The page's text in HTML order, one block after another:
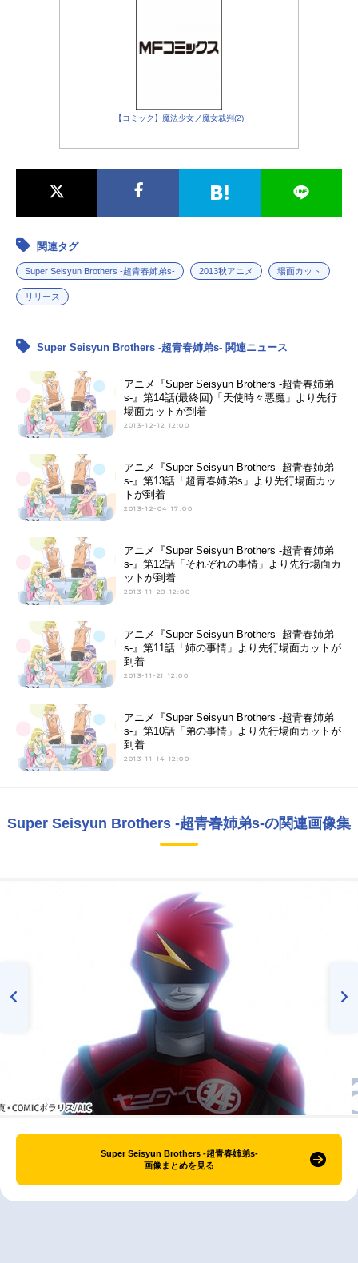
【コミック】魔法少女ノ魔女裁判(2)
関連タグ
Super Seisyun Brothers -超青春姉弟s- 2013秋アニメ 場面カット
リリース
Super Seisyun Brothers -超青春姉弟s- 関連ニュース
アニメ『Super Seisyun Brothers -超青春姉弟
s-』第14話(最終回)「天使時々悪魔」より先行
場面カットが到着
2013-12-12 12:00
アニメ『Super Seisyun Brothers -超青春姉弟
s-』第13話「超青春姉弟s」より先行場面カッ
トが到着
2013-12-04 17:00
アニメ『Super Seisyun Brothers -超青春姉弟
s-』第12話「それぞれの事情」より先行場面カ
ットが到着
2013-11-28 12:00
アニメ『Super Seisyun Brothers -超青春姉弟
s-』第11話「姉の事情」より先行場面カットが
到着
2013-11-21 12:00
アニメ『Super Seisyun Brothers -超青春姉弟
s-』第10話「弟の事情」より先行場面カットが
到着
2013-11-14 12:00
Super Seisyun Brothers -超青春姉弟s-の関連画像集
Super Seisyun Brothers -超青春姉弟s-
画像まとめを見る